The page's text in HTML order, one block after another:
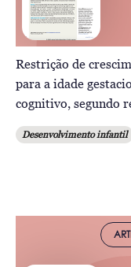
Restrição de
para a idade
cognitivo, segundo
Desenvolvimento infantil